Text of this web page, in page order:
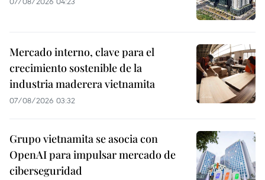
Mercado interno, clave para el
crecimiento sostenible de la
industria maderera vietnamita
07/08/2026 03:32
Grupo vietnamita se asocia con
OpenAI para impulsar mercado de
ciberseguridad